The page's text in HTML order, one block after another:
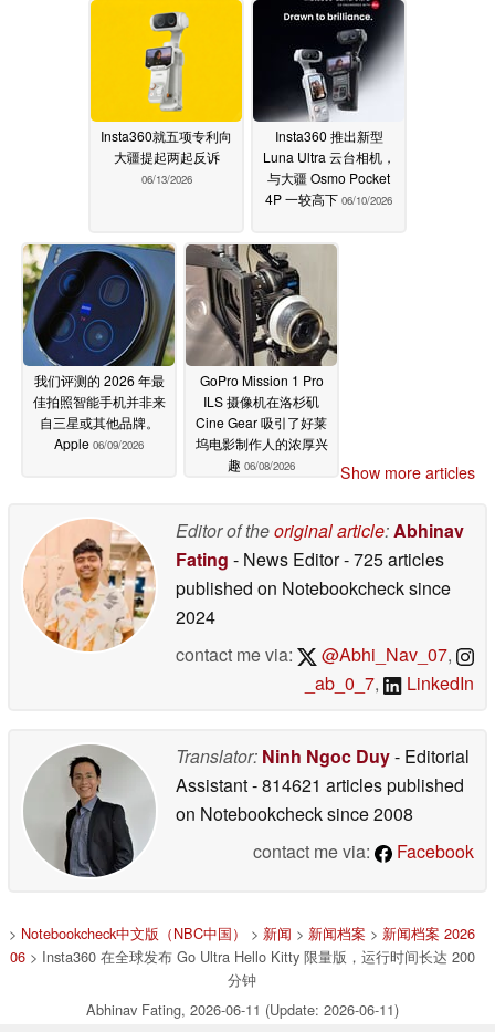
Insta360就五项专利向
大疆提起两起反诉
06/13/2026
Insta360 推出新型
Luna Ultra 云台相机，
与大疆 Osmo Pocket
4P 一较高下 06/10/2026
我们评测的 2026 年最
佳拍照智能手机并非来
自三星或其他品牌。
Apple 06/09/2026
GoPro Mission 1 Pro
ILS 摄像机在洛杉矶
Cine Gear 吸引了好莱
坞电影制作人的浓厚兴
趣 06/08/2026 Show more articles
Editor of theoriginal article:Abhinav
Fating - News Editor- 725 articles
published on Notebookchecksince
2024
contact me via:
@Abhi_Nav_07,
_ab_0_7, LinkedIn
Translator: Ninh Ngoc Duy- Editorial
Assistant- 814621 articles published
on Notebookchecksince 2008
contact me via:
Facebook
> Notebookcheck中文版（NBC中国） > 新闻 > 新闻档案 > 新闻档案 2026
06> Insta360 在全球发布 Go Ultra Hello Kitty 限量版，运行时间长达 200
分钟
Abhinav Fating, 2026-06-11 (Update: 2026-06-11)